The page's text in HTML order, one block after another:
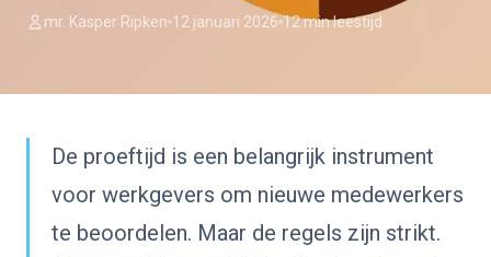
mr. Kasper Ripken 12 januari 2026 12 min leestijd
De proeftijd is een belangrijk instrument
voor werkgevers om nieuwe medewerkers
te beoordelen. Maar de regels zijn strikt.